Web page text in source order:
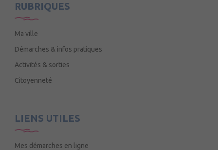
RUBRIQUES
Ma ville
Démarches & infos pratiques
Activités & sorties
Citoyenneté
LIENS UTILES
Mes démarches en ligne